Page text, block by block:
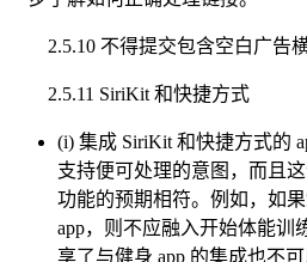
2.5.10 不得提交包含空白广告
2.5.11 SiriKit 和快捷方式
(i) 集成 SiriKit 和快捷方式的
支持便可处理的意图，而且
功能的预期相符。例如，如
app，则不应融入开始体能训
享了与健身 app 的集成也不可